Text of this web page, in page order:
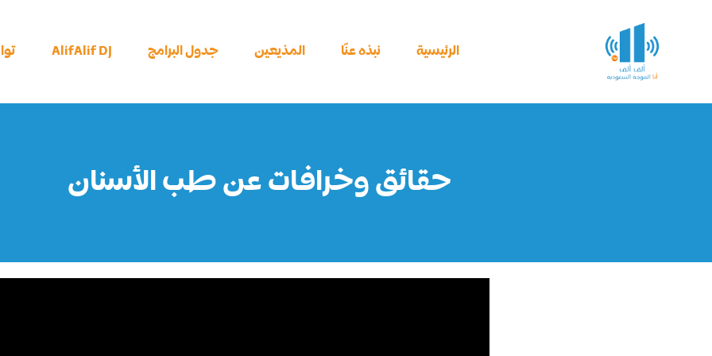
الرئيسية نبذه عنّا المذيعين جدول البرامج AlifAlif DJ
حقائق وخرافات عن طب الأسنان